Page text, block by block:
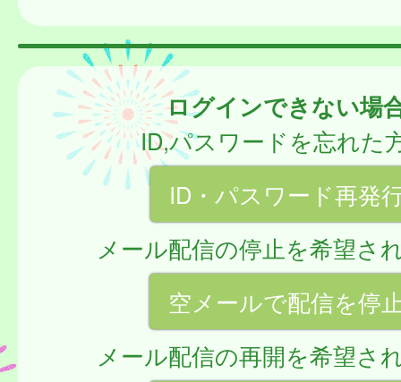
ログインできない場
ID,パスワードを忘れた
ID・パスワード再発
メール配信の停止を希望さ
空メールで配信を停
メール配信の再開を希望さ